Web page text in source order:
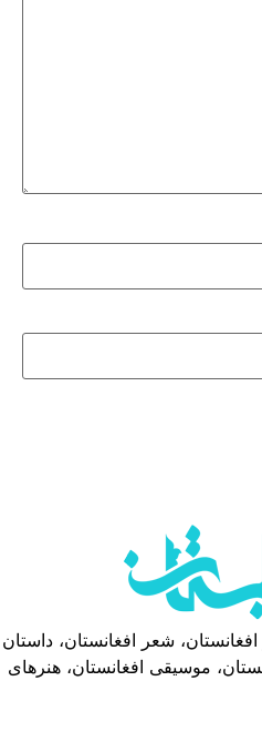
شعر افغانستان، داستان
موسیقی افغانستان، هنرهای